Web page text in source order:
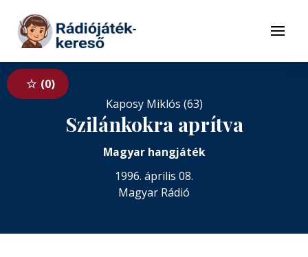
Tovább a tartalomhoz
Menü
0
Kaposy Miklós (63)
Szilánkokra aprítva
Magyar hangjáték
1996. április 08.
Magyar Rádió